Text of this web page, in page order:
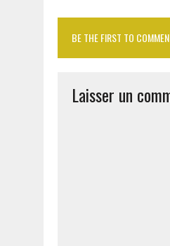
BE THE FIRST TO
Laisser un